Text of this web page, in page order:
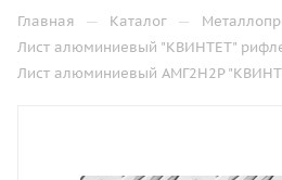
Главная — Каталог —
Лист алюминиевый "КВИНТЕТ"
Лист алюминиевый АМГ2Н2Р